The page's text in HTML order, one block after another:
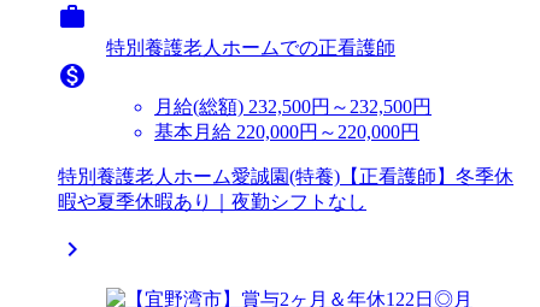

特別養護老人ホームでの正看護師

月給(総額) 232,500円～232,500円
基本月給 220,000円～220,000円
特別養護老人ホーム愛誠園(特養)【正看護師】冬季休
暇や夏季休暇あり｜夜勤シフトなし
